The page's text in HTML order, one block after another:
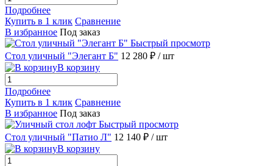
Подробнее
Купить в 1 клик Сравнение
В избранное Под заказ
Быстрый просмотр
Стол уличный "Элегант Б" 12 280 ₽ / шт
В корзину
Подробнее
Купить в 1 клик Сравнение
В избранное Под заказ
Быстрый просмотр
Стол уличный "Патио Л" 12 140 ₽ / шт
В корзину